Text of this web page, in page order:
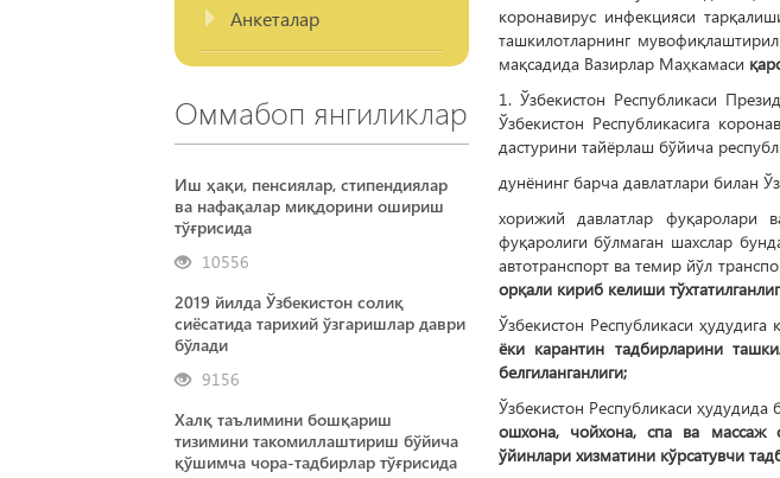
Анкеталар
Оммабоп янгиликлар
Иш ҳақи, пенсиялар, стипендиялар
ва нафақалар миқдорини ошириш
тўғрисида
10556
2019 йилда Ўзбекистон солиқ
сиёсатида тарихий ўзгаришлар даври
бўлади
9156
Халқ таълимини бошқариш
тизимини такомиллаштириш бўйича
қўшимча чора-тадбирлар тўғрисида
коронавирус инфекцияси
ташкилотларнинг
мақсадида Вазирлар Маҳкамаси
1. Ўзбекистон Республикаси
Ўзбекистон Республикасига
дастурини тайёрлаш бўйича
дунёнинг барча давлатлари билан
хорижий давлатлар фуқаролари
фуқаролиги бўлмаган шахслар
автотранспорт ва темир йўл
орқали кириб келиши
Ўзбекистон Республикаси ҳудудига
ёки карантин тадбирларини
белгиланганлиги;
Ўзбекистон Республикаси ҳудудида
ошхона, чойхона, спа ва массаж
ўйинлари хизматини кўрсатувчи